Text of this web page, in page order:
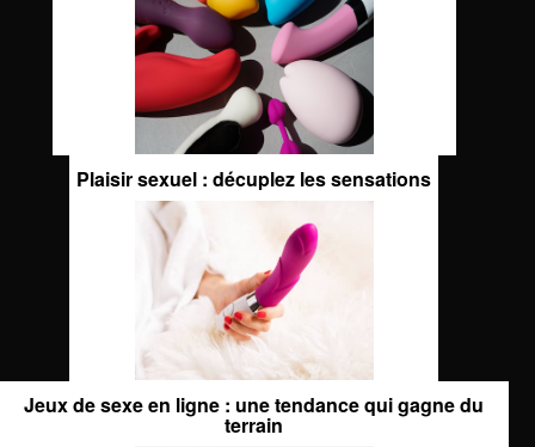
Plaisir sexuel : décuplez les sensations
Jeux de sexe en ligne : une tendance qui gagne du
terrain